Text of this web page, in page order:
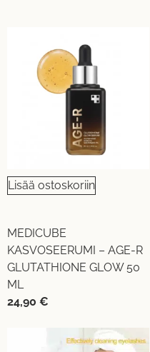
Lisää ostoskoriin
MEDICUBE
KASVOSEERUMI – AGE-R
GLUTATHIONE GLOW 50
ML
24,90 €